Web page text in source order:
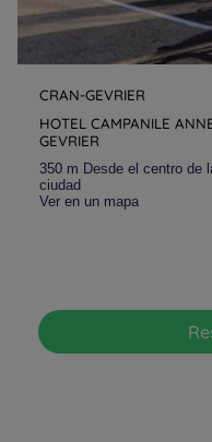
CRAN-GEVRIER
HOTEL CAMPANILE
GEVRIER
350 m Desde el centro de
ciudad
Ver en un mapa